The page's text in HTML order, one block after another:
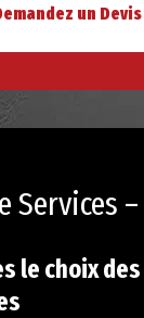
un Devis
Services
le choix